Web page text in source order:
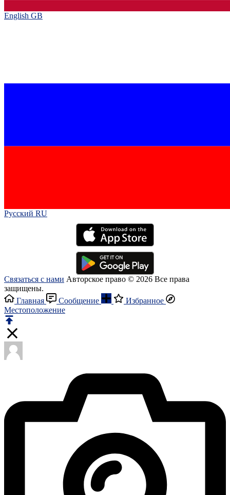
English GB‎
Русский RU‎
Связаться с нами Авторское право © 2026 Все права
защищены.
Главная
Сообщение
Избранное
Местоположение